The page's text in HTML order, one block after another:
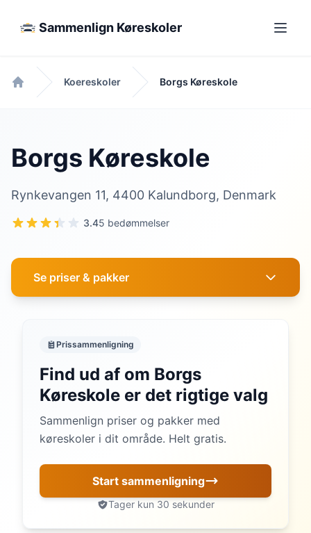
Sammenlign Køreskoler
Forside
Koereskoler Borgs Køreskole
Borgs Køreskole
Rynkevangen 11, 4400 Kalundborg, Denmark
3.45 bedømmelser
Se priser & pakker
Prissammenligning
Find ud af om Borgs
Køreskole er det rigtige valg
Sammenlign priser og pakker med
køreskoler i dit område. Helt gratis.
Start sammenligning
Tager kun 30 sekunder